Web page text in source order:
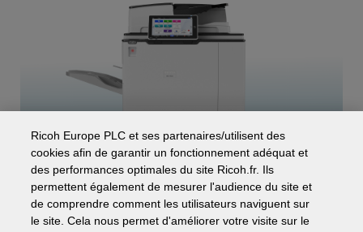
Ricoh Europe PLC et ses partenaires/utilisent des
cookies afin de garantir un fonctionnement adéquat et
des performances optimales du site Ricoh.fr. Ils
permettent également de mesurer l'audience du site et
de comprendre comment les utilisateurs naviguent sur
le site. Cela nous permet d'améliorer votre visite sur le